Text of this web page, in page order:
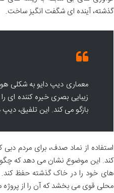
گذشته، آینده ای شگفت انگیز ساخت.
معماری دیپ دایو به شکلی
زیبایی بصری خیره کننده ای
بازگو می کند. این تلفیق،
استفاده از نماد صدف، برای مردم
کند. این موضوع نشان می دهد که
های خود را در خاک گذشته حفظ کند.
محلی قوی می بخشد که آن را از پروژه